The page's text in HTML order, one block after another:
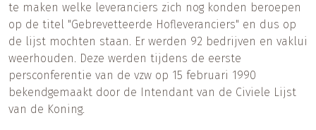
te maken welke leveranciers zich nog konden beroepen
op de titel "Gebrevetteerde Hofleveranciers" en dus op
de lijst mochten staan. Er werden 92 bedrijven en vaklui
weerhouden. Deze werden tijdens de eerste
persconferentie van de vzw op 15 februari 1990
bekendgemaakt door de Intendant van de Civiele Lijst
van de Koning.